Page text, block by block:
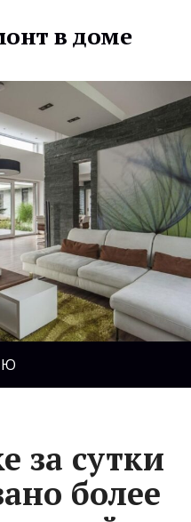
в доме
за сутки
более